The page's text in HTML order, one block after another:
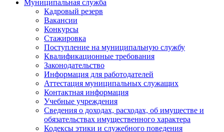
Муниципальная служба
Кадровый резерв
Вакансии
Конкурсы
Стажировка
Поступление на муниципальную службу
Квалификационные требования
Законодательство
Информация для работодателей
Аттестация муниципальных служащих
Контактная информация
Учебные учреждения
Сведения о доходах, расходах, об имуществе и
обязательствах имущественного характера
Кодексы этики и служебного поведения